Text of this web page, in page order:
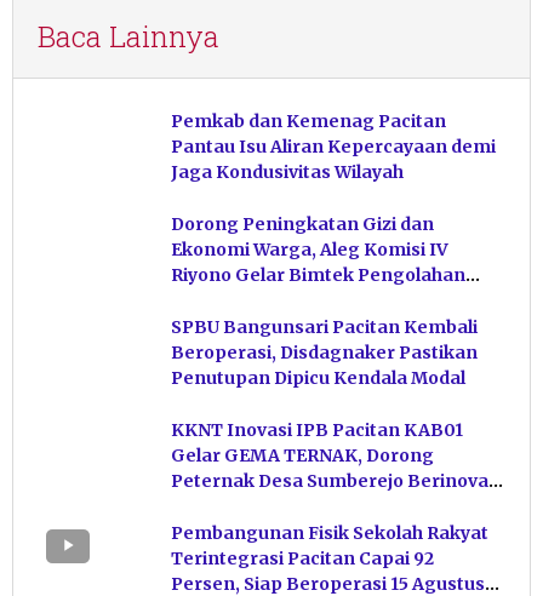
Baca Lainnya
Pemkab dan Kemenag Pacitan
Pantau Isu Aliran Kepercayaan demi
Jaga Kondusivitas Wilayah
Dorong Peningkatan Gizi dan
Ekonomi Warga, Aleg Komisi IV
Riyono Gelar Bimtek Pengolahan
SPBU Bangunsari Pacitan Kembali
Beroperasi, Disdagnaker Pastikan
Penutupan Dipicu Kendala Modal
KKNT Inovasi IPB Pacitan KAB01
Gelar GEMA TERNAK, Dorong
Peternak Desa Sumberejo Berinovasi
Pembangunan Fisik Sekolah Rakyat
Terintegrasi Pacitan Capai 92
Persen, Siap Beroperasi 15 Agustus